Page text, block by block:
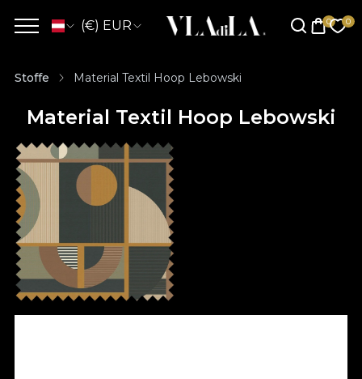
(€) EUR
Stoffe Material Textil Hoop Lebowski
Material Textil Hoop Lebowski